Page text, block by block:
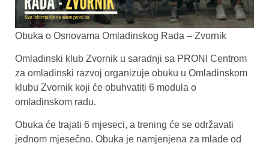
Obuka o Osnovama Omladinskog Rada – Zvornik
Omladinski klub Zvornik u saradnji sa PRONI Centrom
za omladinski razvoj organizuje obuku u Omladinskom
klubu Zvornik koji će obuhvatiti 6 modula o
omladinskom radu.
Obuka će trajati 6 mjeseci, a trening će se održavati
jednom mjesečno. Obuka je namjenjena za mlade od